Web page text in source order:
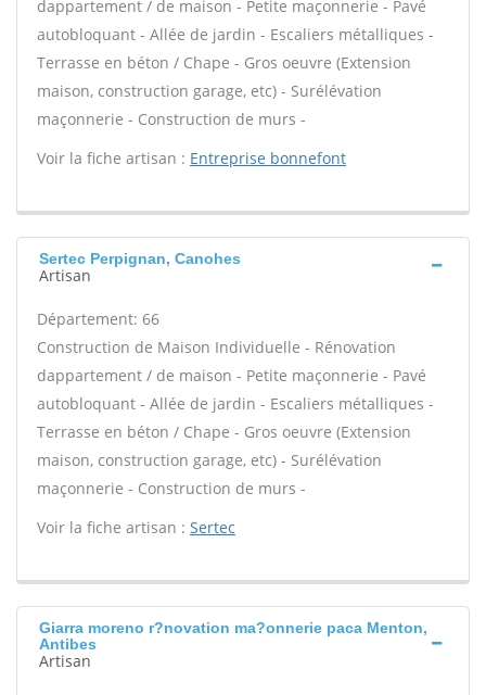
dappartement / de maison - Petite maçonnerie - Pavé
autobloquant - Allée de jardin - Escaliers métalliques -
Terrasse en béton / Chape - Gros oeuvre (Extension
maison, construction garage, etc) - Surélévation
maçonnerie - Construction de murs -
Voir la fiche artisan : Entreprise bonnefont
Sertec Perpignan, Canohes
Artisan
Département: 66
Construction de Maison Individuelle - Rénovation
dappartement / de maison - Petite maçonnerie - Pavé
autobloquant - Allée de jardin - Escaliers métalliques -
Terrasse en béton / Chape - Gros oeuvre (Extension
maison, construction garage, etc) - Surélévation
maçonnerie - Construction de murs -
Voir la fiche artisan : Sertec
Giarra moreno r?novation ma?onnerie paca Menton,
Antibes
Artisan